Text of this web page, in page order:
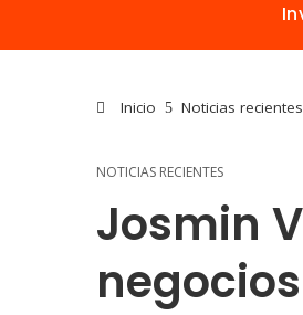
Inicio Noticias recientes
NOTICIAS RECIENTES
Josmin